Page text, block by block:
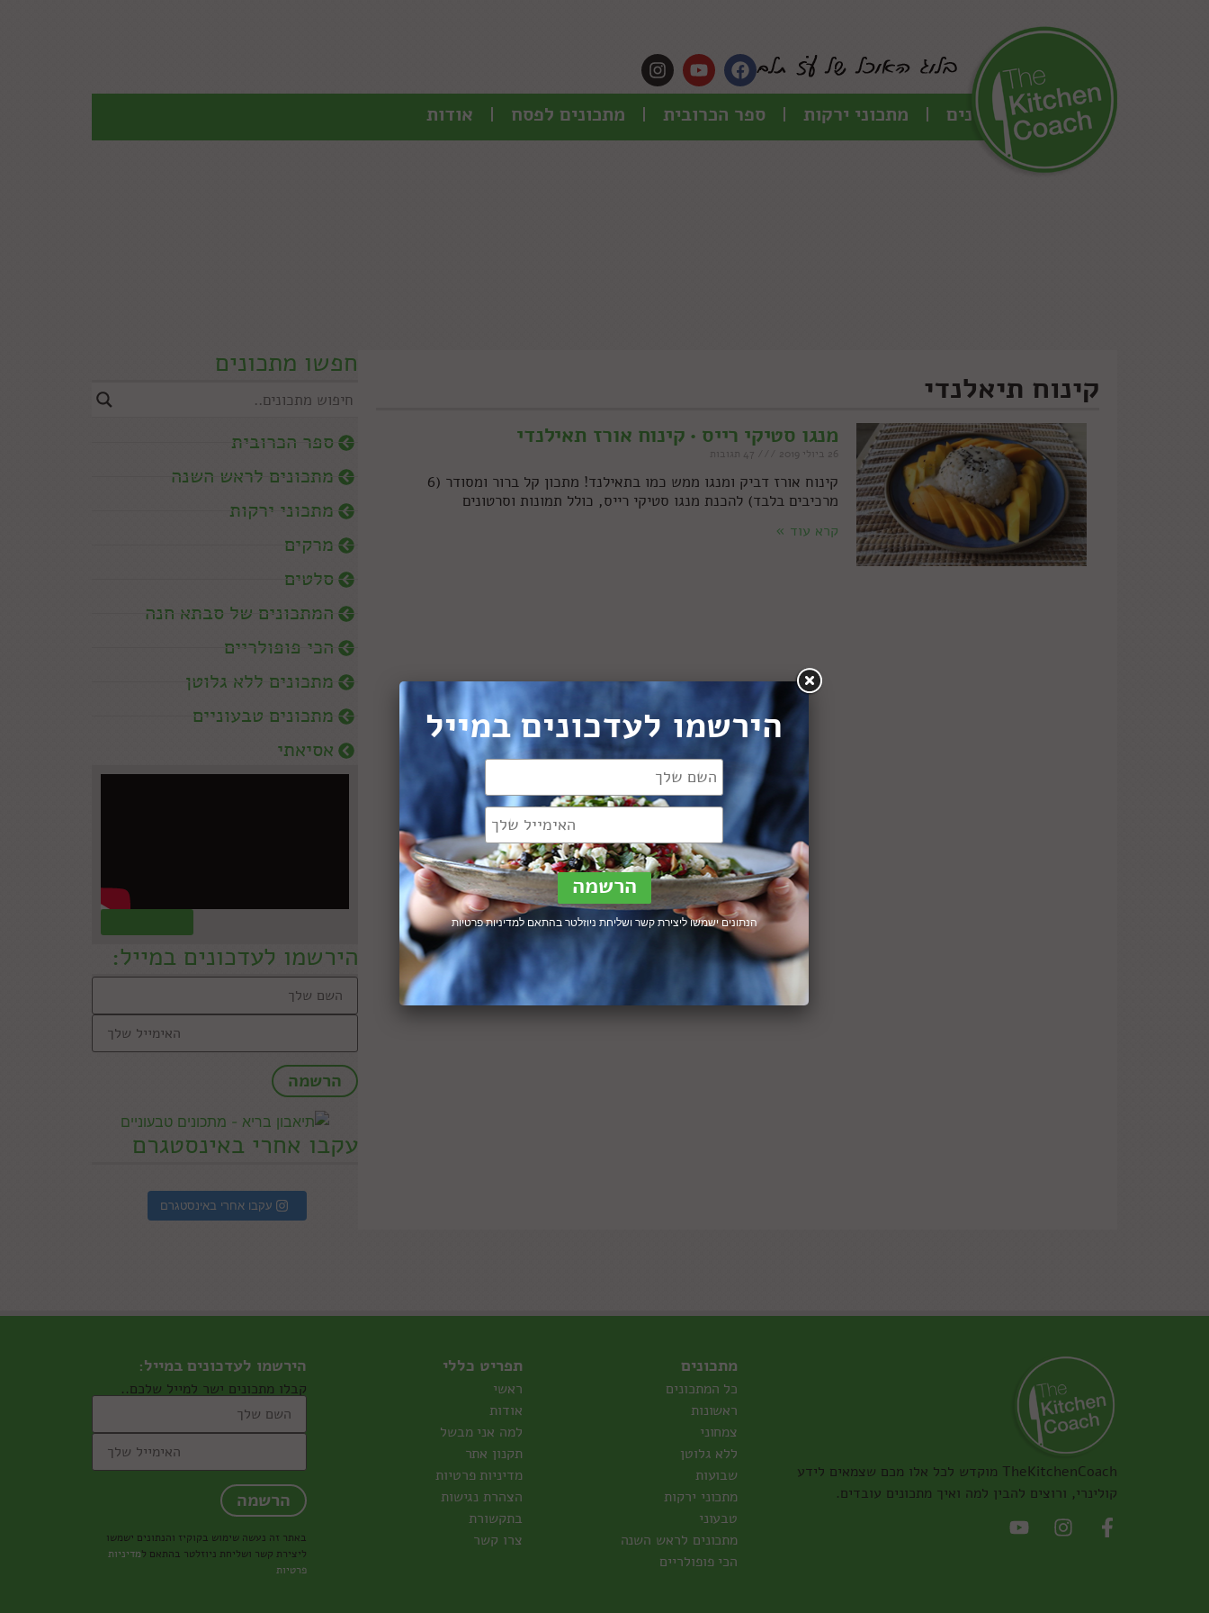
כל המתכונים מתכוני ירקות ספר הכרובית מתכונים לפסח אודות
חפשו מתכונים
ספר הכרובית
מתכונים לראש השנה
מתכוני ירקות
מרקים
סלטים
המתכונים של סבתא חנה
הכי פופולריים
מתכונים ללא גלוטן
מתכונים טבעוניים
אסיאתי
הירשמו לעדכונים במייל:
עקבו אחרי באינסטגרם
עקבו אחרי באינסטגרם
קינוח תיאלנדי
מנגו סטיקי רייס • קינוח אורז תאילנדי
26 ביולי 2019
קינוח אורז דביק ומנגו ממש כמו בתאילנד! מתכון קל ברור ומסודר (6
מרכיבים בלבד) להכנת מנגו סטיקי רייס, כולל תמונות וסרטונים
קרא עוד »
TheKitchenCoach מוקדש לכל אלו מכם שצמאים לידע
קולינרי, ורוצים להבין למה ואיך מתכונים עובדים.
מתכונים
כל המתכונים
ראשונות
צמחוני
ללא גלוטן
שבועות
מתכוני ירקות
טבעוני
מתכונים לראש השנה
הכי פופולריים
תפריט כללי
ראשי
אודות
למה אני מבשל
תקנון אתר
מדיניות פרטיות
הצהרת נגישות
בתקשורת
צרו קשר
הירשמו לעדכונים במייל:
קבלו מתכונים ישר למייל שלכם..
באתר זה נעשה שימוש בקוקיז והנתונים ישמשו
ליצירת קשר ושליחת ניוזלטר בהתאם למדיניות
פרטיות
הירשמו לעדכונים במייל
הנתונים ישמשו ליצירת קשר ושליחת ניוזלטר בהתאם למדיניות פרטיות